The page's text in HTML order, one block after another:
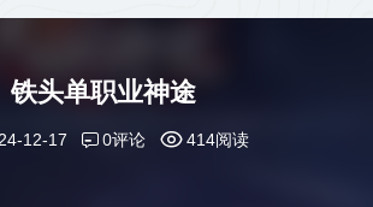
铁头单职业神途
12-17 0评论 414阅读